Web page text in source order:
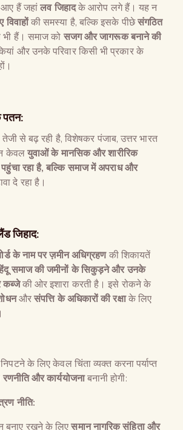
आए हैं जहांलव जिहादके आरोप लगे हैं। यह न
की समस्या है, बल्कि इसके पीछेसंगठित
हैं। समाज को सजग और जागरूक बनाने की
और उनके परिवार किसी भी प्रकार के
पतन:
तेजी से बढ़ रही है, विशेषकर पंजाब, उत्तर भारत
न केवलयुवाओं के मानसिक और शारीरिक
रहा है,बल्कि समाज में अपराध और
दे रहा है।
जिहाद:
के नाम पर ज़मीन अधिग्रहणकी शिकायतें
समाज की जमीनों के सिकुड़ने और उनके
कब्जेकी ओर इशारा करती है। इसे रोकने के
औरसंपत्ति के अधिकारों की रक्षाके लिए
के लिए केवल चिंता व्यक्त करना पर्याप्त
रणनीति और कार्ययोजनाबनानी होगी:
नीति:
बनाए रखने के लिएसमान नागरिक संहिता और